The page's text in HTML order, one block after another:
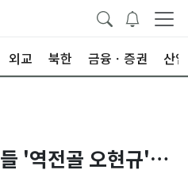
외교 북한 금융ㆍ증권 산업
'역전골 오현규'…